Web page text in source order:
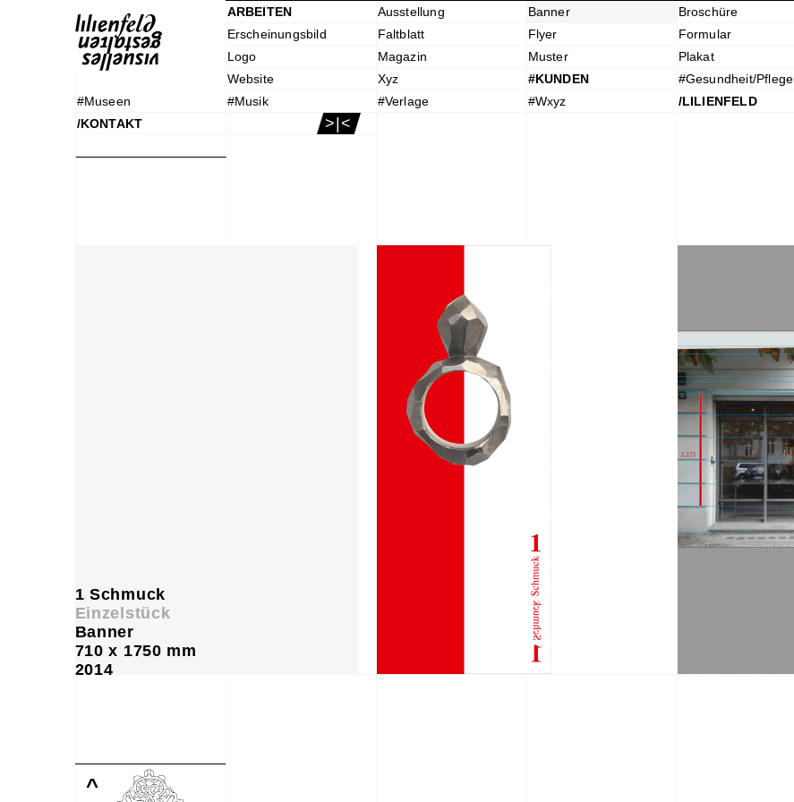
ARBEITEN Ausstellung Banner Broschüre
Erscheinungsbild
Faltblatt Flyer Formular
Logo
Magazin Muster Plakat
Website
Xyz #KUNDEN #Gesundheit/Pflege
#Museen
#Musik #Verlage #Wxyz /LILIENFELD
/KONTAKT
>|<
1 Schmuck
Einzelstück
Banner
710 x 1750 mm
2014
^